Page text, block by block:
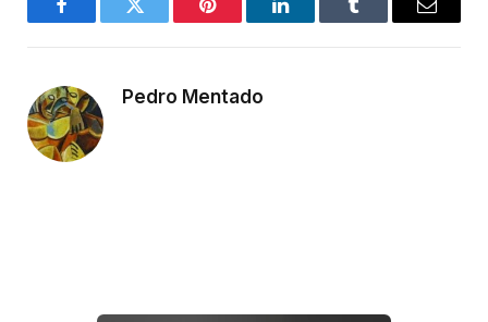
FacebookTwitter Pinterest LinkedInTumblr Email
Pedro Mentado